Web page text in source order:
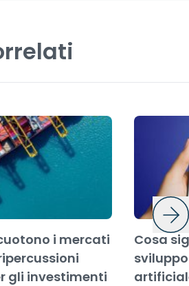
i mercati
gli investimenti
Cosa